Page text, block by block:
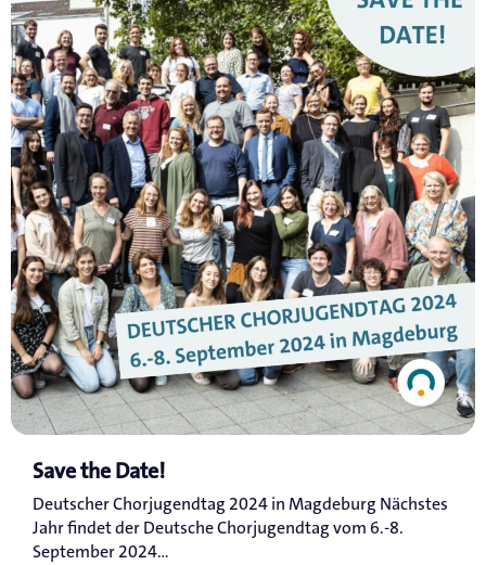
Save the Date!
Deutscher Chorjugendtag 2024 in Magdeburg Nächstes
Jahr findet der Deutsche Chorjugendtag vom 6.-8.
September 2024...